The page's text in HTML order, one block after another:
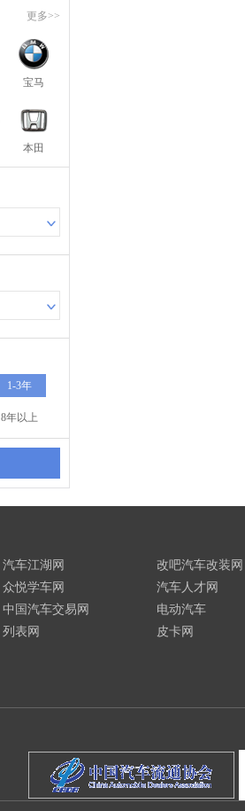
更多>>
宝马
本田
1-3年
8年以上
汽车江湖网
众悦学车网
中国汽车交易网
列表网
改吧汽车改装网
汽车人才网
电动汽车
皮卡网